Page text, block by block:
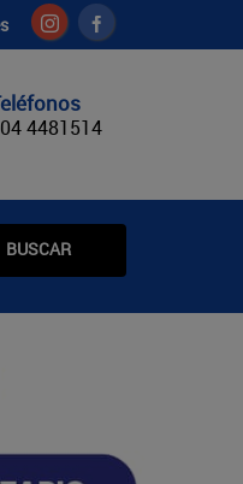
4481514
BUSCAR